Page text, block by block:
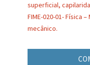
superficial,
FIME-020-01- Física
mecânico.